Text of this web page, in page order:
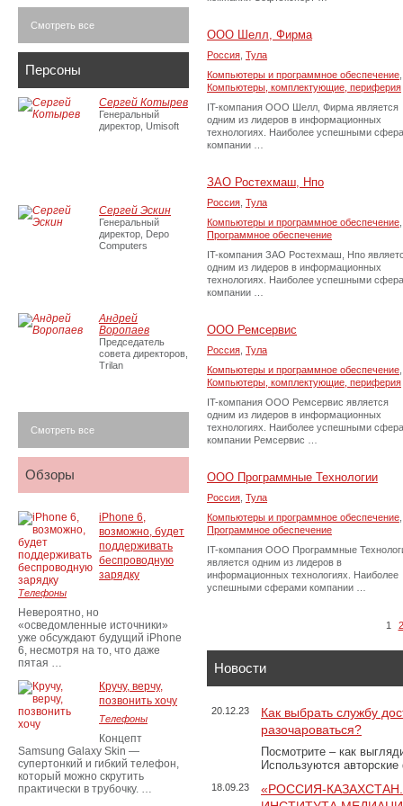
ООО Шелл, Фирма
Россия Тула
Компьютеры и программное обеспечение
Компьютеры, комплектующие, периферия
IT-компания ООО Шелл, Фирма является
одним из лидеров в информационных
технологиях. Наиболее успешными
компании …
ЗАО Ростехмаш, Нпо
Россия Тула
Компьютеры и программное обеспечение
Программное обеспечение
IT-компания ЗАО Ростехмаш, Нпо
одним из лидеров в информационных
технологиях. Наиболее успешными
компании …
ООО Ремсервис
Россия Тула
Компьютеры и программное обеспечение
Компьютеры, комплектующие, периферия
IT-компания ООО Ремсервис является
одним из лидеров в информационных
технологиях. Наиболее успешными
компании Ремсервис …
ООО Программные Технологии
Россия Тула
Компьютеры и программное обеспечение
Программное обеспечение
IT-компания ООО Программные
является одним из лидеров в
информационных технологиях. Наиболее
успешными сферами компании …
1 2
Новости
20.12.23
Как выбрать службу
разочароваться?
Посмотрите – как
Используются
18.09.23
«РОССИЯ-
Смотреть все
Персоны
Сергей Котырев
Генеральный
директор, Umisoft
Сергей Эскин
Генеральный
директор, Depo
Computers
Андрей
Воропаев
Председатель
совета директоров,
Trilan
Смотреть все
Обзоры
iPhone 6,
возможно, будет
поддерживать
беспроводную
зарядку
Телефоны
Невероятно, но
«осведомленные источники»
уже обсуждают будущий iPhone
6, несмотря на то, что даже
пятая …
Кручу, верчу,
позвонить хочу
Телефоны
Концепт
Samsung Galaxy Skin —
супертонкий и гибкий телефон,
который можно скрутить
практически в трубочку. …